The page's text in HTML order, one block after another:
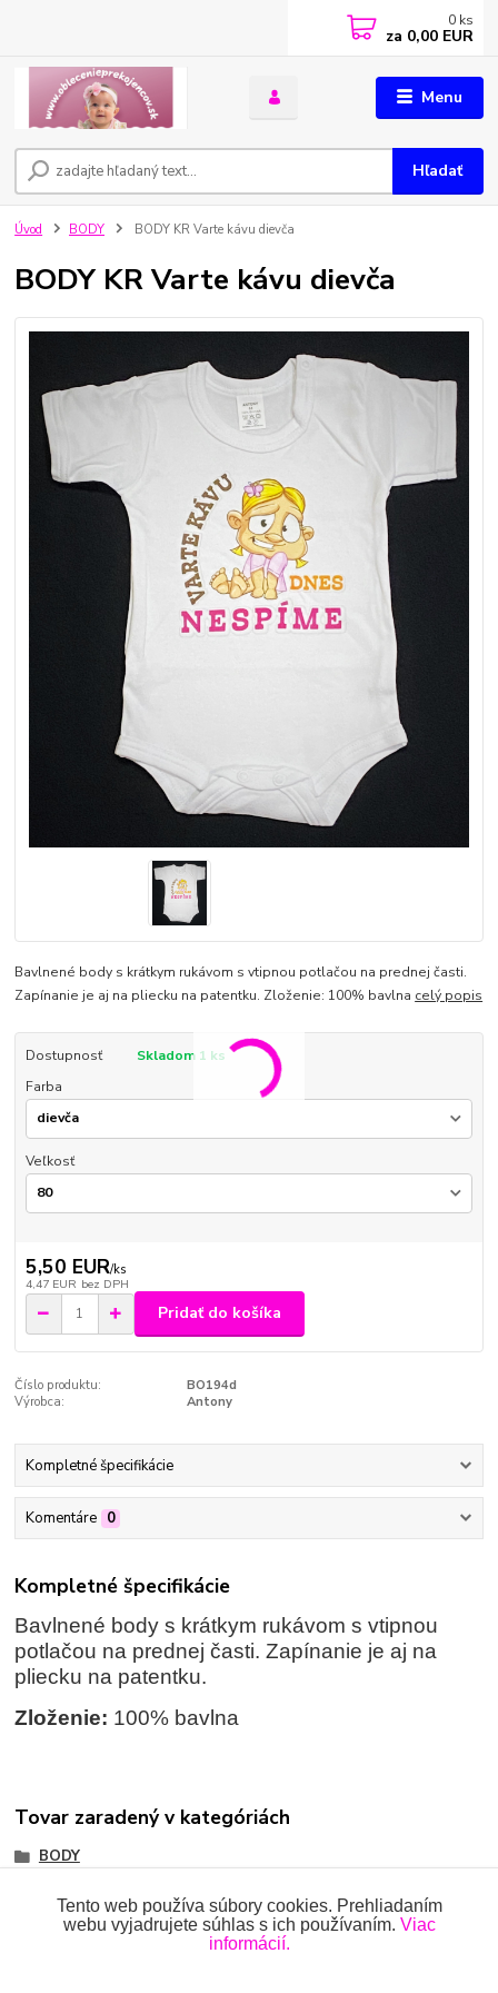
Menu
Hľadať
0 ks
za 0,00 EUR
Úvod BODY BODY KR Varte kávu dievča
BODY KR Varte kávu dievča
Bavlnené body s krátkym rukávom s vtipnou potlačou na prednej časti.
Zapínanie je aj na pliecku na patentku. Zloženie: 100% bavlna celý popis
Dostupnosť
Skladom 1 ks
Farba
Veľkosť
5,50 EUR/ks
4,47 EUR bez DPH
Pridať do košíka
Číslo produktu:
BO194d
Výrobca:
Antony
Kompletné špecifikácie
Komentáre 0
Kompletné špecifikácie
Bavlnené body s krátkym rukávom s vtipnou
potlačou na prednej časti. Zapínanie je aj na
pliecku na patentku.
Zloženie: 100% bavlna
Tovar zaradený v kategóriách
BODY
Tento web používa súbory cookies. Prehliadaním
webu vyjadrujete súhlas s ich používaním. Viac
informácií.